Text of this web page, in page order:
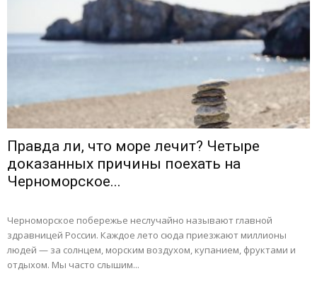
Правда ли, что море лечит? Четыре
доказанных причины поехать на
Черноморское...
Черноморское побережье неслучайно называют главной
здравницей России. Каждое лето сюда приезжают миллионы
людей — за солнцем, морским воздухом, купанием, фруктами и
отдыхом. Мы часто слышим...